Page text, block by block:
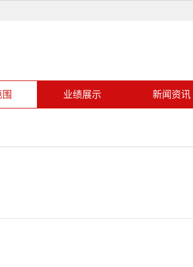
业绩展示 新闻资讯